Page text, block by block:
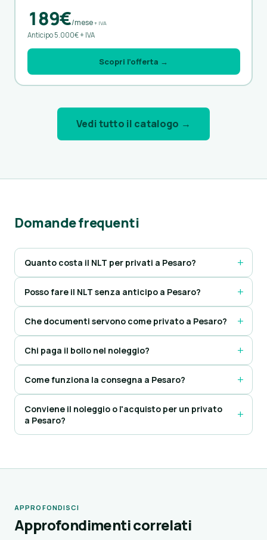
189€/mese+ IVA
Anticipo 5.000€ + IVA
Scopri l’offerta →
Vedi tutto il catalogo →
Domande frequenti
Quanto costa il NLT per privati a Pesaro?
Posso fare il NLT senza anticipo a Pesaro?
Che documenti servono come privato a Pesaro?
Chi paga il bollo nel noleggio?
Come funziona la consegna a Pesaro?
Conviene il noleggio o l'acquisto per un privato
a Pesaro?
APPROFONDISCI
Approfondimenti correlati